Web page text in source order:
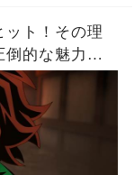
ット！その理
的な魅力と